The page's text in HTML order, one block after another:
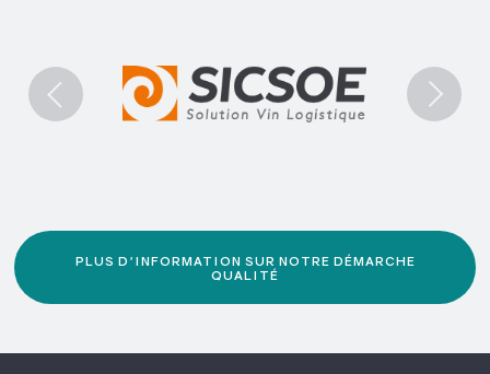
PLUS D'INFORMATION SUR NOTRE DÉMARCHE
QUALITÉ